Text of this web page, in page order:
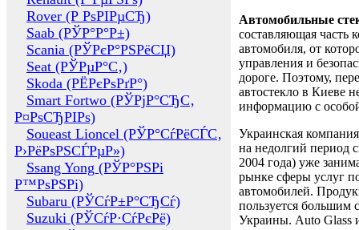
Rover (Р РѕРІРµСЂ)
Saab (РЎР°Р°Р±)
Scania (РЎРєР°РЅРёСЏ)
Seat (РЎРµР°С‚)
Skoda (РЁРєРѕРґР°)
Smart Fortwo (РЎРјР°СЂС‚
Р¤РѕСЂРІРѕ)
Soueast Lioncel (РЎР°СѓРёСЃС‚
Р›РёРѕРЅСЃРµР»)
Ssang Yong (РЎР°РЅРі
Р™РѕРЅРі)
Subaru (РЎСѓР±Р°СЂСѓ)
Suzuki (РЎСѓР·СѓРєРё)
Автомобильные
составляющая часть
автомобиля, от
управления и
дороге. Поэтому,
автостекло в Киеве
информацию с
Украинская
на недолгий период
2004 года) уже
рынке сферы услуг
автомобилей.
пользуется большим
Украины. Auto Glass